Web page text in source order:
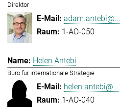
Direktor
adam.antebi@...
1-AO-050
Helen Antebi
Büro für internationale Strategie
helen.antebi@...
1-AO-040